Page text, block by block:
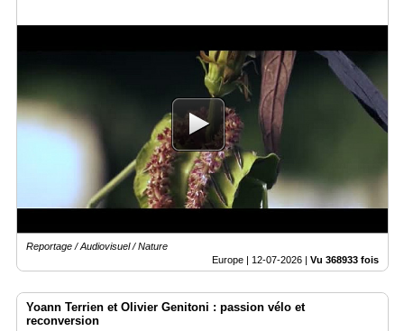
Agenda
Gazette
du
Prémium
Inscription
annuaire
Reportage / Audiovisuel / Nature
Europe | 12-07-2026 Vu 368933 fois
Yoann Terrien et Olivier Genitoni : passion vélo et
reconversion